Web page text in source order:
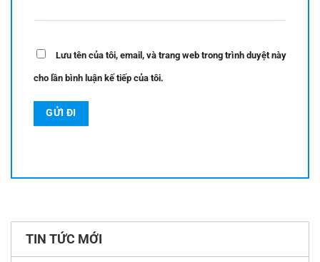
Lưu tên của tôi, email, và trang web trong trình duyệt này
cho lần bình luận kế tiếp của tôi.
TIN TỨC MỚI